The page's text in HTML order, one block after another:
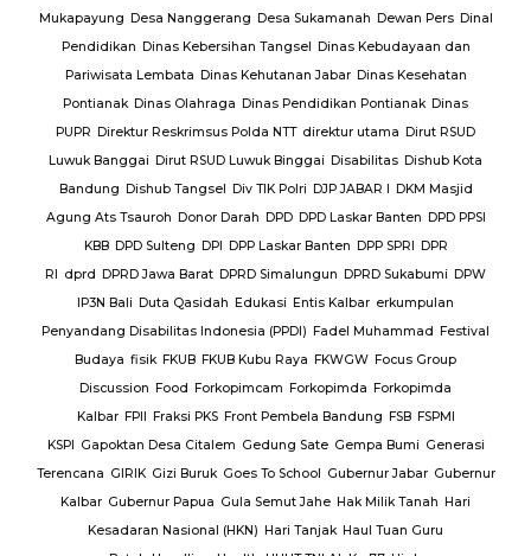
Mukapayung Desa Nanggerang Desa Sukamanah Dewan Pers Dinal
Pendidikan Dinas Kebersihan Tangsel Dinas Kebudayaan dan
Pariwisata Lembata Dinas Kehutanan Jabar Dinas Kesehatan
Pontianak Dinas Olahraga Dinas Pendidikan Pontianak Dinas
PUPR Direktur Reskrimsus Polda NTT direktur utama Dirut RSUD
Luwuk Banggai Dirut RSUD Luwuk Binggai Disabilitas Dishub Kota
Bandung Dishub Tangsel Div TIK Polri DJP JABAR I DKM Masjid
Agung Ats Tsauroh Donor Darah DPD DPD Laskar Banten DPD PPSI
KBB DPD Sulteng DPI DPP Laskar Banten DPP SPRI DPR
RI dprd DPRD Jawa Barat DPRD Simalungun DPRD Sukabumi DPW
IP3N Bali Duta Qasidah Edukasi Entis Kalbar erkumpulan
Penyandang Disabilitas Indonesia (PPDI) Fadel Muhammad Festival
Budaya fisik FKUB FKUB Kubu Raya FKWGW Focus Group
Discussion Food Forkopimcam Forkopimda Forkopimda
Kalbar FPII Fraksi PKS Front Pembela Bandung FSB FSPMI
KSPI Gapoktan Desa Citalem Gedung Sate Gempa Bumi Generasi
Terencana GIRIK Gizi Buruk Goes To School Gubernur Jabar Gubernur
Kalbar Gubernur Papua Gula Semut Jahe Hak Milik Tanah Hari
Kesadaran Nasional (HKN) Hari Tanjak Haul Tuan Guru